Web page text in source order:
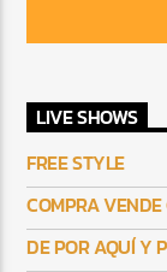
LIVE SHOWS
FREE STYLE
COMPRA
DE POR AQUÍ Y